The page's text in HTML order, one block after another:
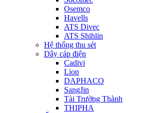
Osemco
Havells
ATS Divec
ATS Shihlin
Hệ thống thu sét
Dây cáp điện
Cadivi
Lion
DAPHACO
SangJin
Tài Trường Thành
THIPHA